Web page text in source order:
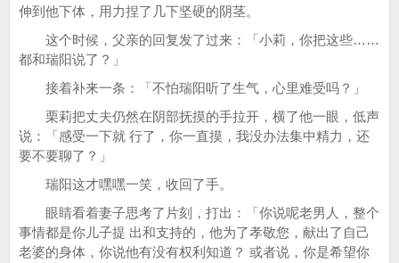
伸到他下体，用力捏了几下坚硬的阴茎。
这个时候，父亲的回复发了过来：「小莉，你把这些……
都和瑞阳说了？」
接着补来一条：「不怕瑞阳听了生气，心里难受吗？」
栗莉把丈夫仍然在阴部抚摸的手拉开，横了他一眼，低声
说：「感受一下就 行了，你一直摸，我没办法集中精力，还
要不要聊了？」
瑞阳这才嘿嘿一笑，收回了手。
眼睛看着妻子思考了片刻，打出：「你说呢老男人，整个
事情都是你儿子提 出和支持的，他为了孝敬您，献出了自己
老婆的身体，你说他有没有权利知道？ 或者说，你是希望你